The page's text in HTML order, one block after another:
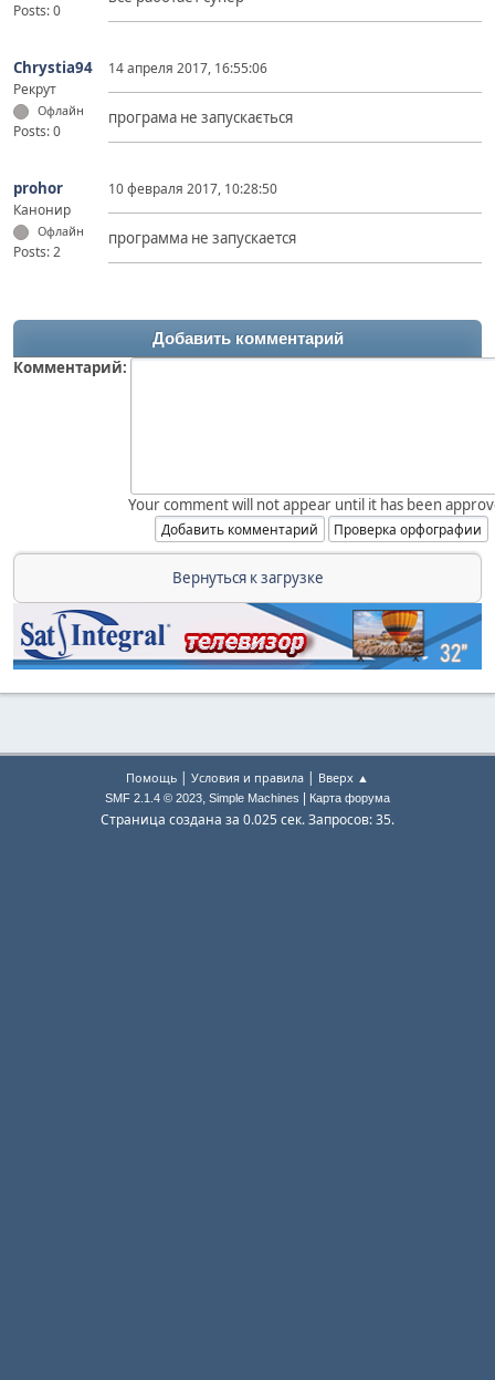
Posts: 0
Chrystia94
Рекрут
Офлайн
Posts: 0
14 апреля 2017, 16:55:06
програма не запускається
prohor
Канонир
Офлайн
Posts: 2
10 февраля 2017, 10:28:50
программа не запускается
Добавить комментарий
Комментарий:
Your comment will not appear until it has been
Вернуться к загрузке
Помощь | Условия и правила | Вверх ▲
SMF 2.1.4 © 2023, Simple Machines Карта форума
Страница создана за 0.025 сек. Запросов: 35.